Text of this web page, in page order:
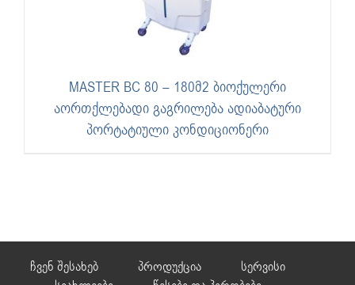
MASTER BC 80 – 180მ2 ბიოქულერი
აორთქლებადი გაგრილება ადიაბატური
პორტატიული კონდიციონერი
ჩვენ შესახებ პროდუქცია
სერვისი